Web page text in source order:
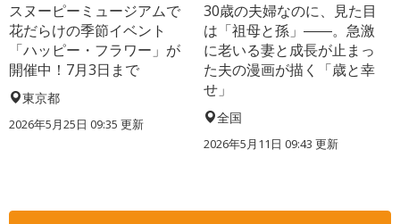
スヌーピーミュージアムで
花だらけの季節イベント
「ハッピー・フラワー」が
開催中！7月3日まで
東京都
2026年5月25日 09:35 更新
30歳の夫婦なのに、見た目
は「祖母と孫」――。急激
に老いる妻と成長が止まっ
た夫の漫画が描く「歳と幸
せ」
全国
2026年5月11日 09:43 更新